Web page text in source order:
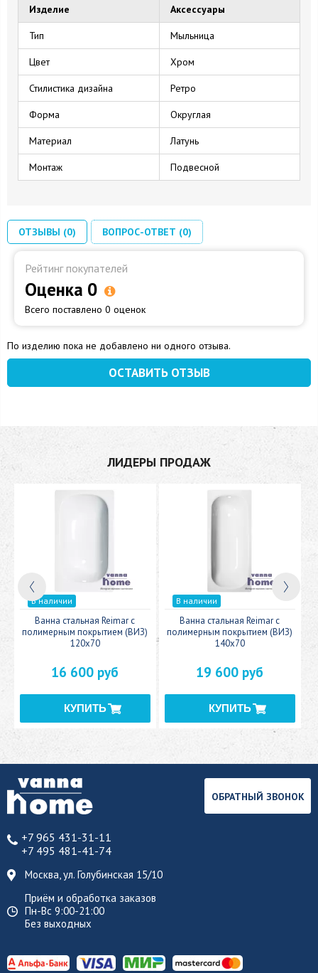
Изделие Аксессуары
Тип Мыльница
Цвет Хром
Стилистика дизайна Ретро
Форма Округлая
Материал Латунь
Монтаж Подвесной
ОТЗЫВЫ (0) ВОПРОС-ОТВЕТ (0)
Рейтинг покупателей
Оценка 0
Всего поставлено 0 оценок
По изделию пока не добавлено ни одного отзыва.
ОСТАВИТЬ ОТЗЫВ
ЛИДЕРЫ ПРОДАЖ
В наличии
Ванна стальная Reimar с
полимерным покрытием (ВИЗ)
120x70
16 600 руб
В наличии
Ванна стальная Reimar с
полимерным покрытием (ВИЗ)
140x70
19 600 руб
+7 965 431-31-11
+7 495 481-41-74
Москва, ул. Голубинская 15/10
Приём и обработка заказов
Пн-Вс 9:00-21:00
Без выходных
ОБРАТНЫЙ ЗВОНОК